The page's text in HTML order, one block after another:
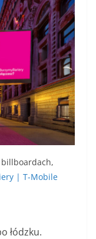
billboardach,
| T-Mobile
łódzku.